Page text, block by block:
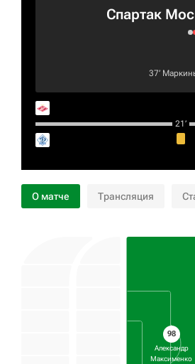
Спартак
37‎’‎
21‎’‎
О матче Трансляция
98
Александр
Максименко